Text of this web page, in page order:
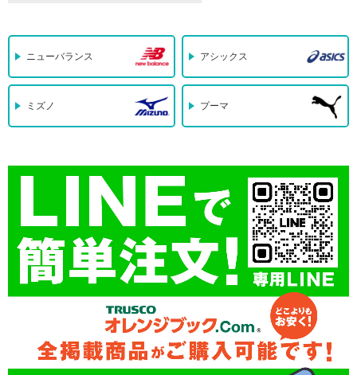
ニューバランス アシックス
ミズノ プーマ